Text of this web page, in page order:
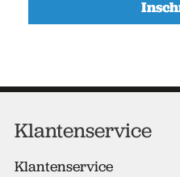
i
d
s
Klantenservice
Klantenservice